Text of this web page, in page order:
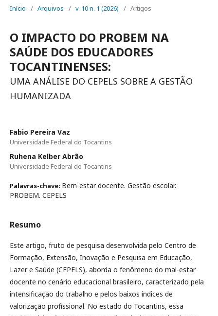
Início / Arquivos / v. 10 n. 1 (2026) / Artigos
O IMPACTO DO PROBEM NA
SAÚDE DOS EDUCADORES
TOCANTINENSES:
UMA ANÁLISE DO CEPELS SOBRE A GESTÃO
HUMANIZADA
Fabio Pereira Vaz
Universidade Federal do Tocantins
Ruhena Kelber Abrão
Universidade Federal do Tocantins
Palavras-chave: Bem-estar docente. Gestão escolar.
PROBEM. CEPELS
Resumo
Este artigo, fruto de pesquisa desenvolvida pelo Centro de
Formação, Extensão, Inovação e Pesquisa em Educação,
Lazer e Saúde (CEPELS), aborda o fenômeno do mal-estar
docente no cenário educacional brasileiro, caracterizado pela
intensificação do trabalho e pelos baixos índices de
valorização profissional. No estado do Tocantins, essa